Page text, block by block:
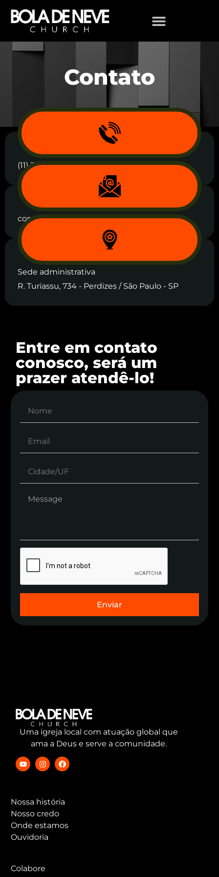
Contato
(11) 3672-6010
comunicacao@boladeneve.com
Sede administrativa
R. Turiassu, 734 - Perdizes / São Paulo - SP
Entre em contato
conosco, será um
prazer atendê-lo!
Enviar
Uma igreja local com atuação global que
ama a Deus e serve a comunidade.
Nossa história
Nosso credo
Onde estamos
Ouvidoria
Colabore